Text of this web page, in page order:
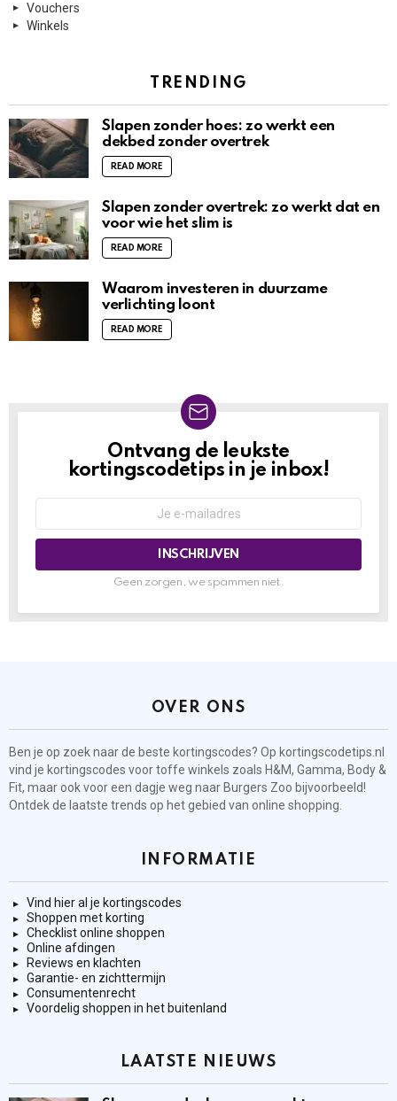
Vouchers
Winkels
TRENDING
Slapen zonder hoes: zo werkt een
dekbed zonder overtrek
READ MORE
Slapen zonder overtrek: zo werkt dat en
voor wie het slim is
READ MORE
Waarom investeren in duurzame
verlichting loont
READ MORE
NIEUWSBRIEFOntvang de leukste
kortingscodetips in je inbox!
Geen zorgen, we spammen niet.
OVER ONS
Ben je op zoek naar de beste kortingscodes? Op kortingscodetips.nl
vind je kortingscodes voor toffe winkels zoals H&M, Gamma, Body &
Fit, maar ook voor een dagje weg naar Burgers Zoo bijvoorbeeld!
Ontdek de laatste trends op het gebied van online shopping.
INFORMATIE
Vind hier al je kortingscodes
Shoppen met korting
Checklist online shoppen
Online afdingen
Reviews en klachten
Garantie- en zichttermijn
Consumentenrecht
Voordelig shoppen in het buitenland
LAATSTE NIEUWS